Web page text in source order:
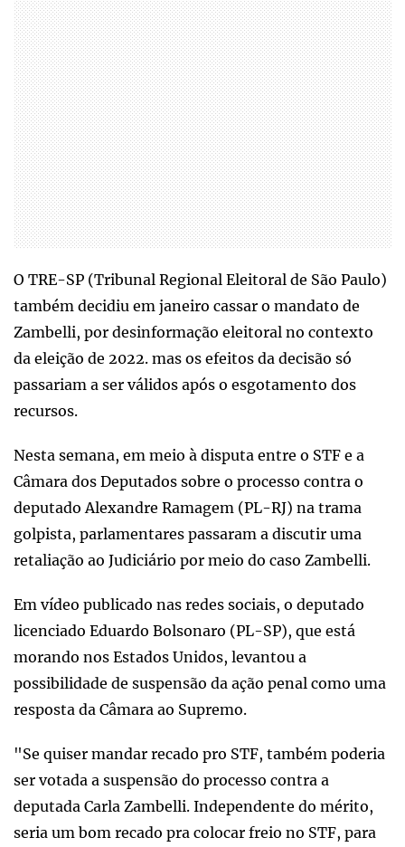
O TRE-SP (Tribunal Regional Eleitoral de São Paulo)
também decidiu em janeiro cassar o mandato de
Zambelli, por desinformação eleitoral no contexto
da eleição de 2022. mas os efeitos da decisão só
passariam a ser válidos após o esgotamento dos
recursos.
Nesta semana, em meio à disputa entre o STF e a
Câmara dos Deputados sobre o processo contra o
deputado Alexandre Ramagem (PL-RJ) na trama
golpista, parlamentares passaram a discutir uma
retaliação ao Judiciário por meio do caso Zambelli.
Em vídeo publicado nas redes sociais, o deputado
licenciado Eduardo Bolsonaro (PL-SP), que está
morando nos Estados Unidos, levantou a
possibilidade de suspensão da ação penal como uma
resposta da Câmara ao Supremo.
"Se quiser mandar recado pro STF, também poderia
ser votada a suspensão do processo contra a
deputada Carla Zambelli. Independente do mérito,
seria um bom recado pra colocar freio no STF, para